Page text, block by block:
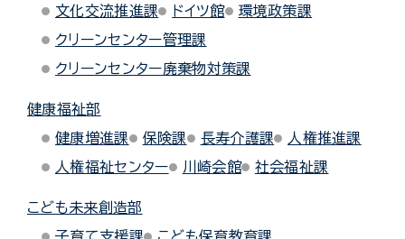
文化交流推進課
ドイツ館
環境政策課
クリーンセンター管理課
クリーンセンター廃棄物対策課
健康福祉部
健康増進課
保険課 長寿介護課
人権推進課
人権福祉センター
川崎会館 社会福祉課
こども未来創造部